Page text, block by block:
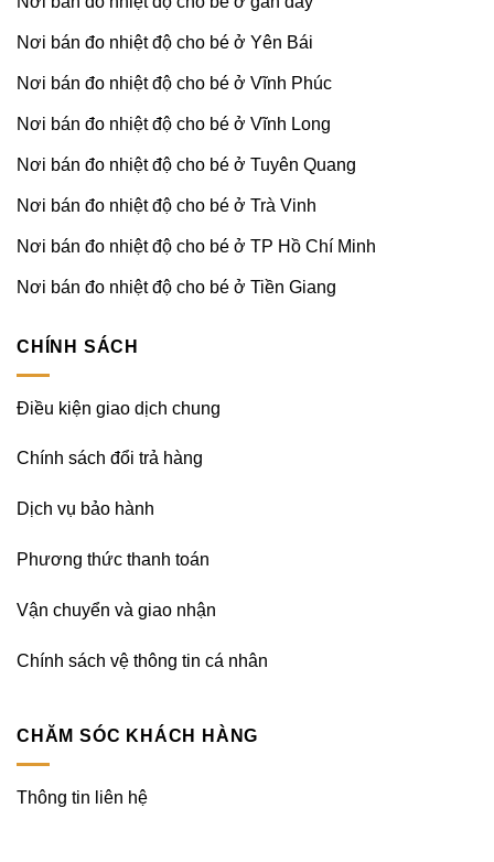
Nơi bán đo nhiệt độ cho bé ở Yên Bái
Nơi bán đo nhiệt độ cho bé ở Vĩnh Phúc
Nơi bán đo nhiệt độ cho bé ở Vĩnh Long
Nơi bán đo nhiệt độ cho bé ở Tuyên Quang
Nơi bán đo nhiệt độ cho bé ở Trà Vinh
Nơi bán đo nhiệt độ cho bé ở TP Hồ Chí Minh
Nơi bán đo nhiệt độ cho bé ở Tiền Giang
CHÍNH SÁCH
Điều kiện giao dịch chung
Chính sách đổi trả hàng
Dịch vụ bảo hành
Phương thức thanh toán
Vận chuyển và giao nhận
Chính sách vệ thông tin cá nhân
CHĂM SÓC KHÁCH HÀNG
Thông tin liên hệ